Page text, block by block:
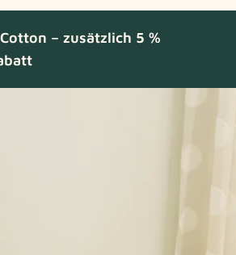
– zusätzlich 5 %